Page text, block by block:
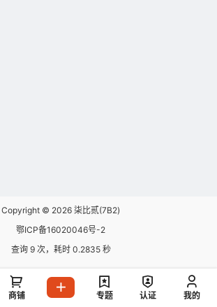
Copyright © 2026 柒比贰(7B2)
鄂ICP备16020046号-2
查询 9 次，耗时 0.2835 秒
商铺 专题 认证 我的